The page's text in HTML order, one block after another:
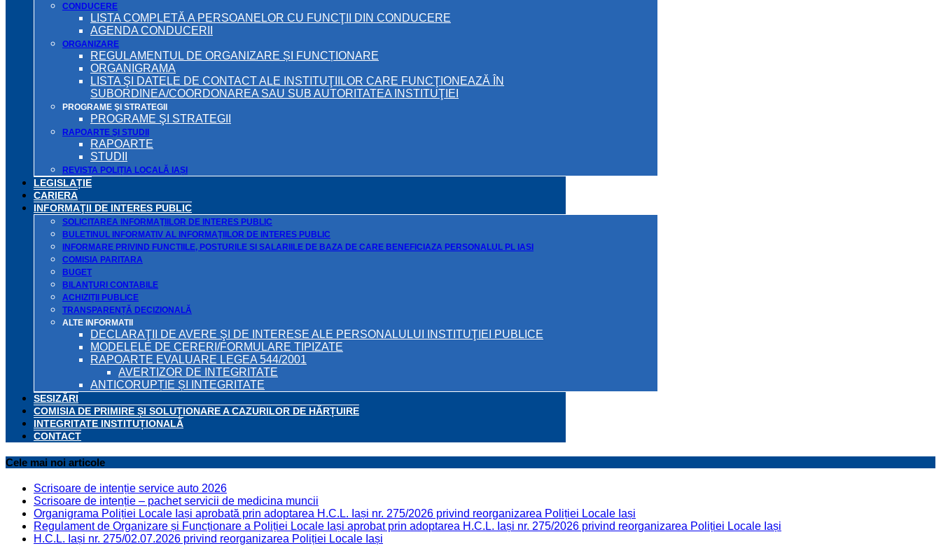
CONDUCERE
LISTA COMPLETĂ A PERSOANELOR CU FUNCŢII DIN CONDUCERE
AGENDA CONDUCERII
ORGANIZARE
REGULAMENTUL DE ORGANIZARE ȘI FUNCȚIONARE
ORGANIGRAMA
LISTA ŞI DATELE DE CONTACT ALE INSTITUŢIILOR CARE FUNCŢIONEAZĂ ÎN
SUBORDINEA/COORDONAREA SAU SUB AUTORITATEA INSTITUŢIEI
PROGRAME ŞI STRATEGII
PROGRAME ŞI STRATEGII
RAPOARTE ŞI STUDII
RAPOARTE
STUDII
REVISTA POLIȚIA LOCALĂ IAȘI
LEGISLAȚIE
CARIERA
INFORMAŢII DE INTERES PUBLIC
SOLICITAREA INFORMAŢIILOR DE INTERES PUBLIC
BULETINUL INFORMATIV AL INFORMAŢIILOR DE INTERES PUBLIC
INFORMARE PRIVIND FUNCTIILE, POSTURILE SI SALARIILE DE BAZA DE CARE BENEFICIAZA PERSONALUL PL IASI
COMISIA PARITARA
BUGET
BILANŢURI CONTABILE
ACHIZIȚII PUBLICE
TRANSPARENȚĂ DECIZIONALĂ
ALTE INFORMATII
DECLARAŢII DE AVERE ŞI DE INTERESE ALE PERSONALULUI INSTITUŢIEI PUBLICE
MODELELE DE CERERI/FORMULARE TIPIZATE
RAPOARTE EVALUARE LEGEA 544/2001
AVERTIZOR DE INTEGRITATE
ANTICORUPȚIE ȘI INTEGRITATE
SESIZĂRI
COMISIA DE PRIMIRE ȘI SOLUȚIONARE A CAZURILOR DE HĂRȚUIRE
INTEGRITATE INSTITUȚIONALĂ
CONTACT
Cele mai noi articole
Scrisoare de intenție service auto 2026
Scrisoare de intenție – pachet servicii de medicina muncii
Organigrama Poliției Locale Iași aprobată prin adoptarea H.C.L. Iași nr. 275/2026 privind reorganizarea Poliției Locale Iași
Regulament de Organizare și Funcționare a Poliției Locale Iași aprobat prin adoptarea H.C.L. Iași nr. 275/2026 privind reorganizarea Poliției Locale Iași
H.C.L. Iași nr. 275/02.07.2026 privind reorganizarea Poliției Locale Iași